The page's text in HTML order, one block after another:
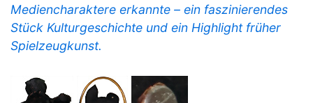
Mediencharaktere erkannte – ein faszinierendes
Stück Kulturgeschichte und ein Highlight früher
Spielzeugkunst.